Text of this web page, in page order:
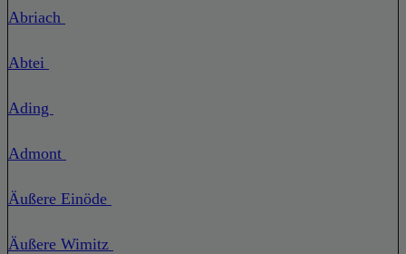
Abriach
Abtei
Ading
Admont
Äußere Einöde
Äußere Wimitz